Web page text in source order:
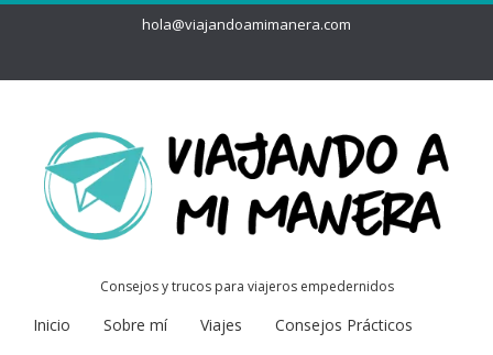
hola@viajandoamimanera.com
Consejos y trucos para viajeros empedernidos
Inicio Sobre mí Viajes
Consejos Prácticos